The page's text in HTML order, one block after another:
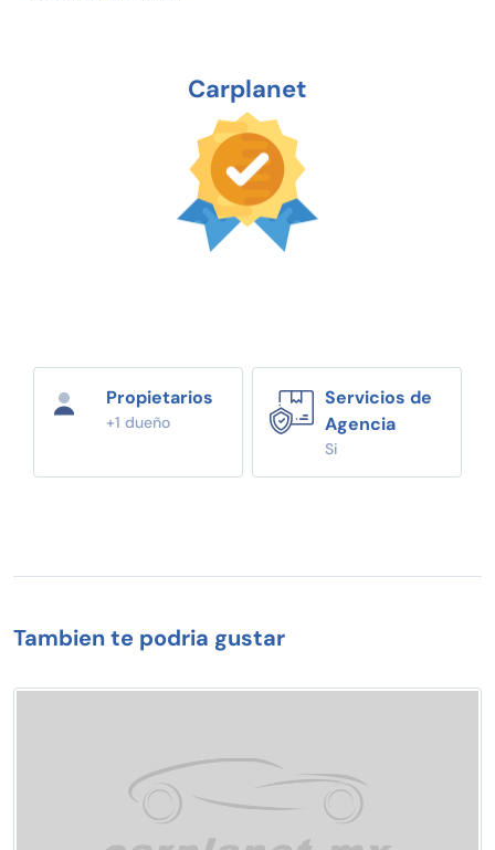
Carplanet
Propietarios
+1 dueño
Servicios de
Agencia
Si
Tambien te podria gustar